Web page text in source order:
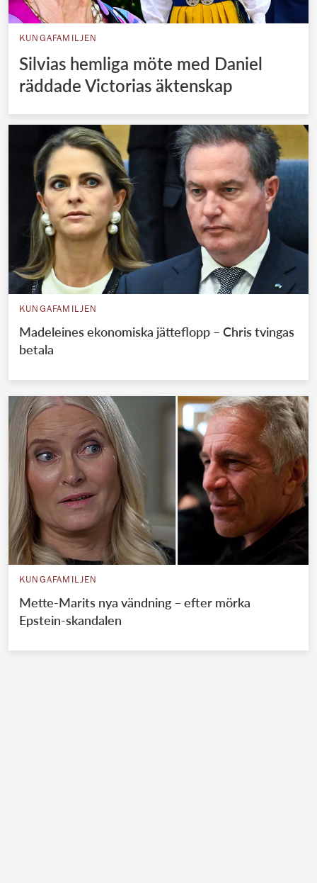
KUNGAFAMILJEN
Silvias hemliga möte med Daniel
räddade Victorias äktenskap
KUNGAFAMILJEN
Madeleines ekonomiska jätteflopp – Chris tvingas
betala
KUNGAFAMILJEN
Mette-Marits nya vändning – efter mörka
Epstein-skandalen